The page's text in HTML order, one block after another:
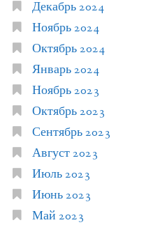
Декабрь 2024
Ноябрь 2024
Октябрь 2024
Январь 2024
Ноябрь 2023
Октябрь 2023
Сентябрь 2023
Август 2023
Июль 2023
Июнь 2023
Май 2023